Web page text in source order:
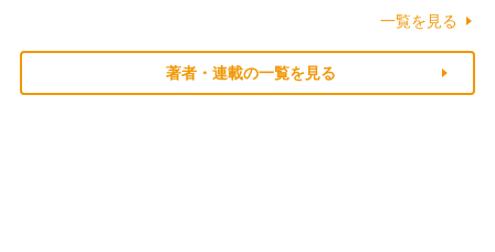
一覧を見る
著者・連載の一覧を見る